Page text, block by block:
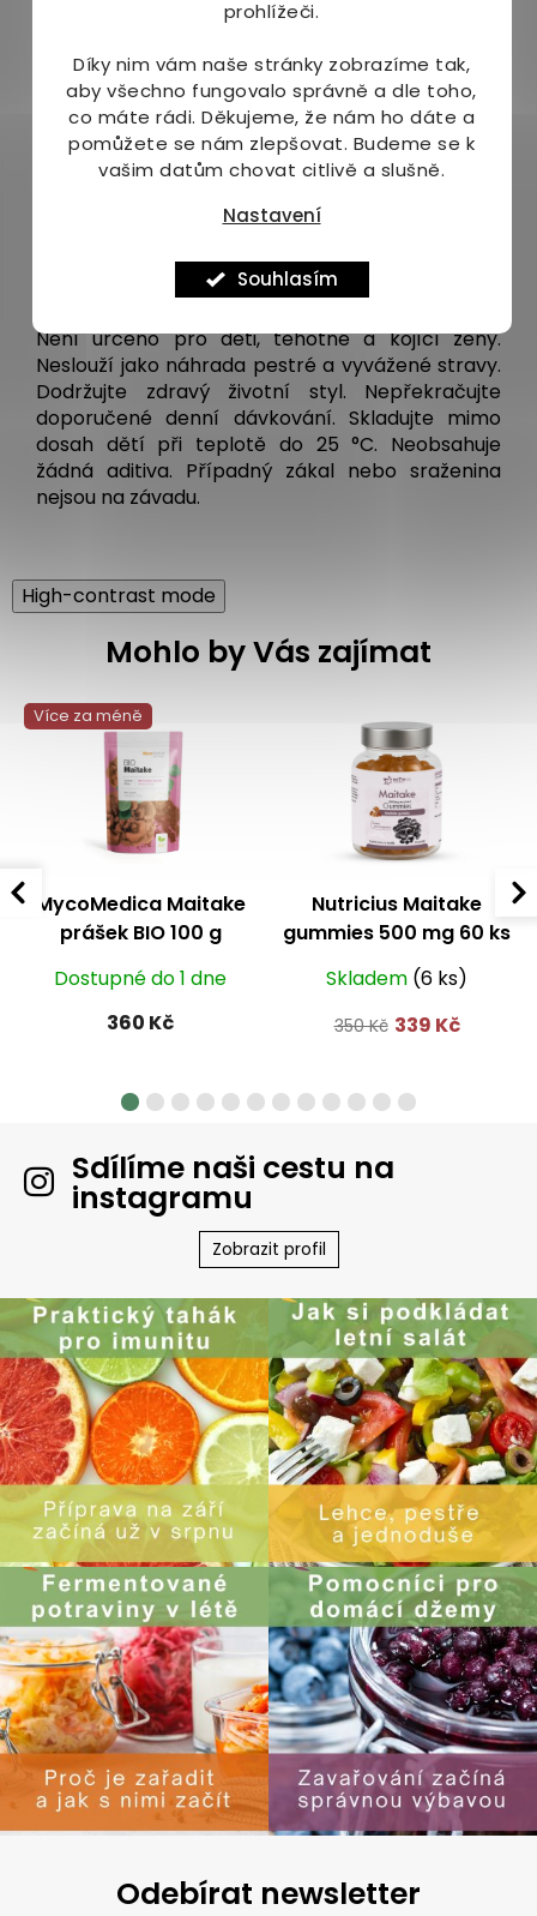
prohlížeči.
Díky nim vám naše stránky zobrazíme tak,
aby všechno fungovalo správně a dle toho,
co máte rádi. Děkujeme, že nám ho dáte a
pomůžete se nám zlepšovat. Budeme se k
vašim datům chovat citlivě a slušně.
Nastavení
Souhlasím
tinktury užívejte na lačno. Minimální odstup
po něm.
tinkturu je možné zalít trochou horké vody
a tím dojde k odpaření se alkoholu. Tento
postup je vhodný pro děti nebo řidiče.
Není určeno pro děti, těhotné a kojící ženy.
Neslouží jako náhrada pestré a vyvážené stravy.
Dodržujte zdravý životní styl. Nepřekračujte
doporučené denní dávkování. Skladujte mimo
dosah dětí při teplotě do 25 °C. Neobsahuje
žádná aditiva. Případný zákal nebo sraženina
nejsou na závadu.
High-contrast mode
Mohlo by Vás zajímat
Více za méně
MycoMedica Maitake
prášek BIO 100 g
Dostupné do 1 dne
360 Kč
Nutricius Maitake
gummies 500 mg 60 ks
Skladem (6 ks)
350 Kč 339 Kč
Sdílíme naši cestu na
instagramu
Zobrazit profil
Odebírat newsletter